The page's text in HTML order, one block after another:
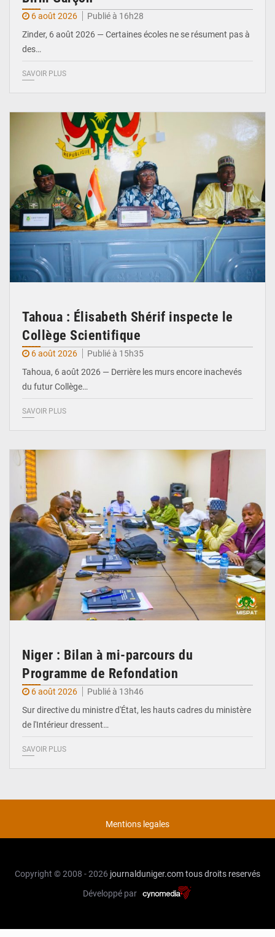
6 août 2026
Publié à 16h28
Zinder, 6 août 2026 — Certaines écoles ne se résument pas à
des…
SAVOIR PLUS
Tahoua : Élisabeth Shérif inspecte le
Collège Scientifique
6 août 2026
Publié à 15h35
Tahoua, 6 août 2026 — Derrière les murs encore inachevés
du futur Collège…
SAVOIR PLUS
Niger : Bilan à mi-parcours du
Programme de Refondation
6 août 2026
Publié à 13h46
Sur directive du ministre d'État, les hauts cadres du ministère
de l'Intérieur dressent…
SAVOIR PLUS
Mentions legales
Copyright © 2008 - 2026 journalduniger.comtous droits reservés
Développé par